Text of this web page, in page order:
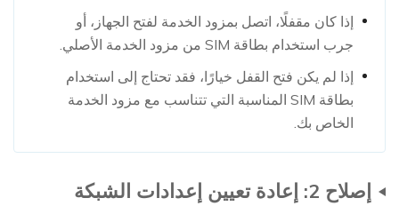
إذا كان مقفلًا، اتصل بمزود الخدمة لفتح الجهاز، أو
جرب استخدام بطاقة SIM من مزود الخدمة الأصلي.
إذا لم يكن فتح القفل خيارًا، فقد تحتاج إلى استخدام
بطاقة SIM المناسبة التي تتناسب مع مزود الخدمة
الخاص بك.
إصلاح 2: إعادة تعيين إعدادات الشبكة